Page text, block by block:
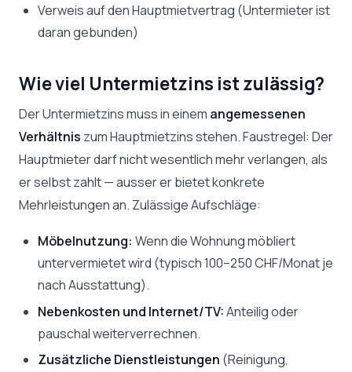
Verweis auf den Hauptmietvertrag (Untermieter ist
daran gebunden)
Wie viel Untermietzins ist zulässig?
Der Untermietzins muss in einem angemessenen
Verhältnis zum Hauptmietzins stehen. Faustregel: Der
Hauptmieter darf nicht wesentlich mehr verlangen, als
er selbst zahlt — ausser er bietet konkrete
Mehrleistungen an. Zulässige Aufschläge:
Möbelnutzung: Wenn die Wohnung möbliert
untervermietet wird (typisch 100–250 CHF/Monat je
nach Ausstattung).
Nebenkosten und Internet/TV:Anteilig oder
pauschal weiterverrechnen.
Zusätzliche Dienstleistungen (Reinigung,